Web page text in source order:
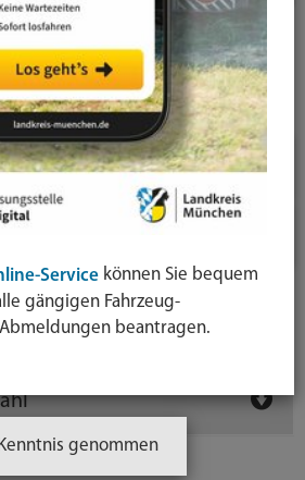
Service können Sie bequem
gängigen Fahrzeug-
beantragen.
genommen